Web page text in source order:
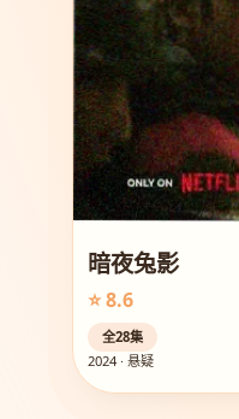
暗夜兔影
⭐ 8.6
全28集
2024 · 悬疑